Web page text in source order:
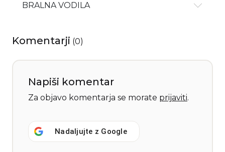
BRALNA VODILA
Komentarji (0)
Napiši komentar
Za objavo komentarja se morate prijaviti.
Nadaljujte z Google